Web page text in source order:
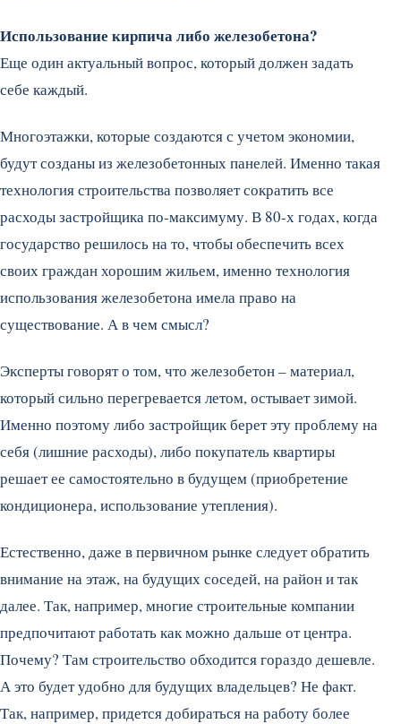
Использование кирпича либо железобетона?
Еще один актуальный вопрос, который должен задать
себе каждый.
Многоэтажки, которые создаются с учетом экономии,
будут созданы из железобетонных панелей. Именно такая
технология строительства позволяет сократить все
расходы застройщика по-максимуму. В 80-х годах, когда
государство решилось на то, чтобы обеспечить всех
своих граждан хорошим жильем, именно технология
использования железобетона имела право на
существование. А в чем смысл?
Эксперты говорят о том, что железобетон – материал,
который сильно перегревается летом, остывает зимой.
Именно поэтому либо застройщик берет эту проблему на
себя (лишние расходы), либо покупатель квартиры
решает ее самостоятельно в будущем (приобретение
кондиционера, использование утепления).
Естественно, даже в первичном рынке следует обратить
внимание на этаж, на будущих соседей, на район и так
далее. Так, например, многие строительные компании
предпочитают работать как можно дальше от центра.
Почему? Там строительство обходится гораздо дешевле.
А это будет удобно для будущих владельцев? Не факт.
Так, например, придется добираться на работу более